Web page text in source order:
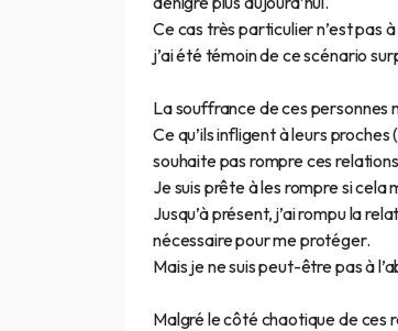
Ce cas très particulier n’est pas
j’ai été témoin de ce scénario
La souffrance de ces personnes
Ce qu’ils infligent à leurs
souhaite pas rompre ces
Je suis prête à les rompre si
Jusqu’à présent, j’ai rompu la
nécessaire pour me protéger.
Mais je ne suis peut-être pas à
Malgré le côté chaotique de ces